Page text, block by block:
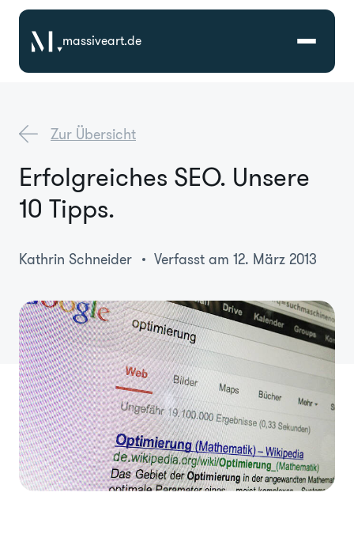
massiveart.de
Referenzen
Branchen
Karriere
Über Uns
Zur Übersicht
Erfolgreiches SEO. Unsere
10 Tipps.
Kathrin Schneider Verfasst am 12. März 2013